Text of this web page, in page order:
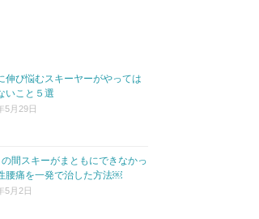
伸び悩むスキーヤーがやっては
いこと５選
5月29日
間スキーがまともにできなかっ
腰痛を一発で治した方法￼
5月2日